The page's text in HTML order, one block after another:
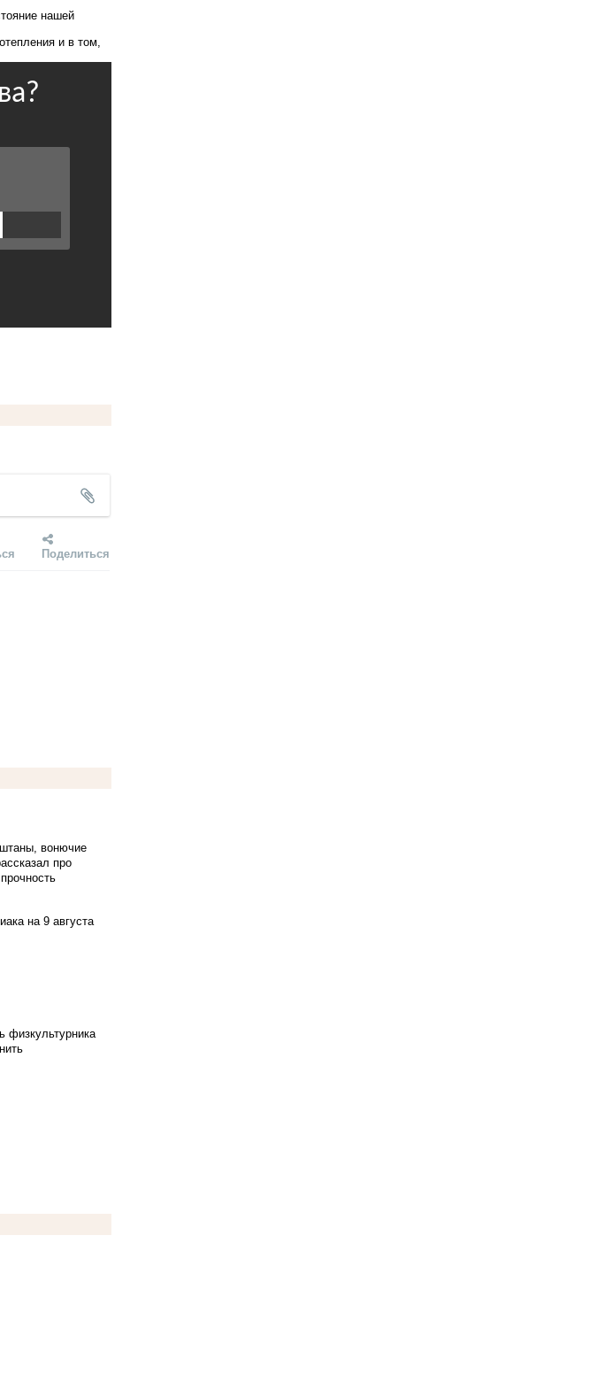
нашей
и в том,
Поделиться
вонючие
про
на 9 августа
физкультурника